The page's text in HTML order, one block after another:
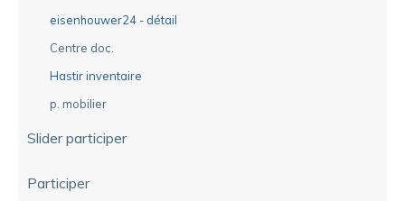
eisenhouwer24 - détail
Centre doc.
Hastir inventaire
p. mobilier
Slider participer
Participer